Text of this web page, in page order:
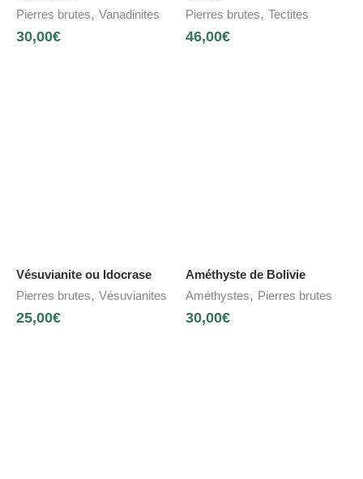
Pierres brutes, Vanadinites
30,00€
Pierres brutes, Tectites
46,00€
Vésuvianite ou Idocrase
Pierres brutes, Vésuvianites
25,00€
Améthyste de Bolivie
Améthystes, Pierres brutes
30,00€